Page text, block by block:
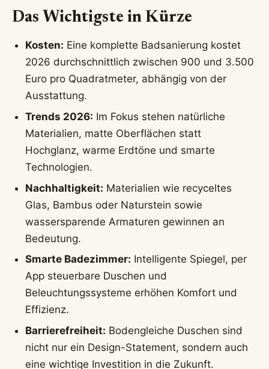
Das Wichtigste in Kürze
Kosten: Eine komplette Badsanierung kostet
2026 durchschnittlich zwischen 900 und 3.500
Euro pro Quadratmeter, abhängig von der
Ausstattung.
Trends 2026: Im Fokus stehen natürliche
Materialien, matte Oberflächen statt
Hochglanz, warme Erdtöne und smarte
Technologien.
Nachhaltigkeit: Materialien wie recyceltes
Glas, Bambus oder Naturstein sowie
wassersparende Armaturen gewinnen an
Bedeutung.
Smarte Badezimmer: Intelligente Spiegel, per
App steuerbare Duschen und
Beleuchtungssysteme erhöhen Komfort und
Effizienz.
Barrierefreiheit: Bodengleiche Duschen sind
nicht nur ein Design-Statement, sondern auch
eine wichtige Investition in die Zukunft.